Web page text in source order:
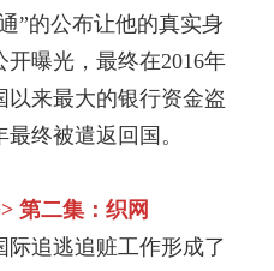
”的公布让他的真实身
曝光，最终在2016年
以来最大的银行资金盗
终被遣返回国。
第二集：织网
追逃追赃工作形成了